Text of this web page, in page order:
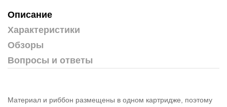
Описание
Характеристики
Обзоры
Вопросы и ответы
Материал и риббон размещены в одном картридже, поэтому